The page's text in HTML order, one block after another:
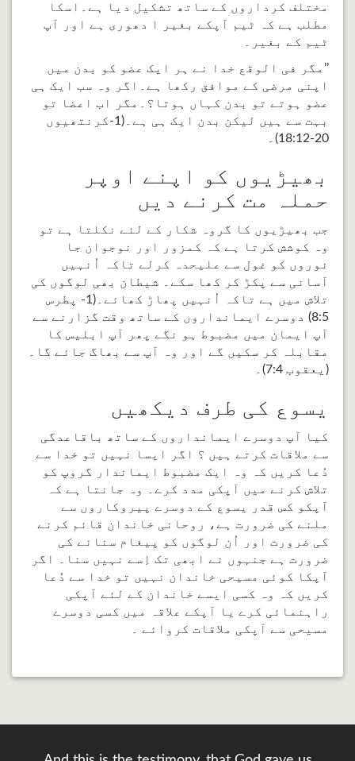
مختلف کرداروں کے ساتھ تشکیل دیا ہے۔اسکا
مطلب ہے کہ ٹیم آپکے بغیر ا دھوری ہے اور آپ
ٹیم کے بغیر۔
’’مگر فی الوقع خدا نے ہر ایک عضو کو بدن میں
اپنی مرضی کے موافق رکھا ہے۔اگر وہ سب ایک ہی
عضو ہوتے تو بدن کہاں ہوتا؟۔مگر اب اعضا تو
بہت سے ہیں لیکن بدن ایک ہی ہے۔(1-کرنتھیوں
20-18:12)۔
بھیڑیوں کو اپنے اوپر
حملہ مت کرنے دیں
جب بھیڑیوں کا گروہ شکار کے لئے نکلتا ہے تو
وہ کوشش کرتا ہے کہ کمزور اور نوجوان جا
نوروں کو غول سے علیحدہ کرلے تاکہ اُنہیں
آسانی سے پکڑ کر کھا سکے۔ شیطان بھی لوگوں کی
تلاش میں ہے تاکہ اُنہیں پھاڑ کھائے۔(1- پطرس
8:5) دوسرے ایمانداروں کے ساتھ وقت گزارنے سے
آپ ایمان میں مضبوط ہو نگے پھر آپ ابلیس کا
مقابلہ کر سکیں گے اور وہ آپ سے بھاگ جائے گا۔
(یعقوب 7:4)۔
یسوع کی طرف دیکھیں
کیا آپ دوسرے ایمانداروں کے ساتھ باقاعدگی
سے ملاقات کرتے ہیں ؟ اگر ایسا نہیں تو خدا سے
دُعا کریں کہ وہ ایک مضبوط ایماندار گروپ کو
تلاش کرنے میں آپکی مدد کرے۔ وہ جانتا ہے کہ
آپکو کس قدر یسوع کے دوسرے پیروکاروں سے
ملنے کی ضرورت ہے، روحانی خاندان قائم کرنے
کی ضرورت اور اُن لوگوں کو پیغام سنانے کی
ضرورت ہے جنہوں نے ابھی تک اِسے نہیں سنا۔ اگر
آپکا کوئی مسیحی خاندان نہیں تو خدا سے دُعا
کریں کہ وہ کسی ایسے خاندان کے لئے آپکی
راہنمائی کرے یا آپکے علاقہ میں کسی دوسرے
مسیحی سے آپکی ملاقات کروائے ۔